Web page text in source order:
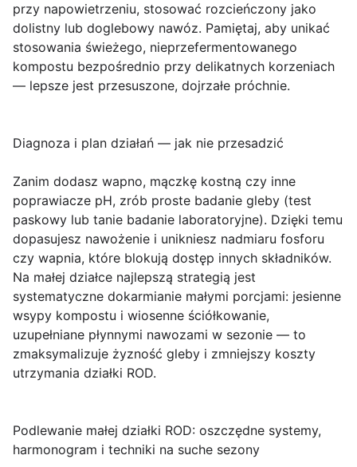
przy napowietrzeniu, stosować rozcieńczony jako
dolistny lub doglebowy nawóz. Pamiętaj, aby unikać
stosowania świeżego, nieprzefermentowanego
kompostu bezpośrednio przy delikatnych korzeniach
— lepsze jest przesuszone, dojrzałe próchnie.
Diagnoza i plan działań — jak nie przesadzić
Zanim dodasz wapno, mączkę kostną czy inne
poprawiacze pH, zrób proste badanie gleby (test
paskowy lub tanie badanie laboratoryjne). Dzięki temu
dopasujesz nawożenie i unikniesz nadmiaru fosforu
czy wapnia, które blokują dostęp innych składników.
Na małej działce najlepszą strategią jest
systematyczne dokarmianie małymi porcjami: jesienne
wsypy kompostu i wiosenne ściółkowanie,
uzupełniane płynnymi nawozami w sezonie — to
zmaksymalizuje żyzność gleby i zmniejszy koszty
utrzymania działki ROD.
Podlewanie małej działki ROD: oszczędne systemy,
harmonogram i techniki na suche sezony